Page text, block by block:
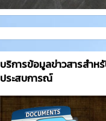
บริการข้อมูลข่าวสารสำห
ประสบการณ์